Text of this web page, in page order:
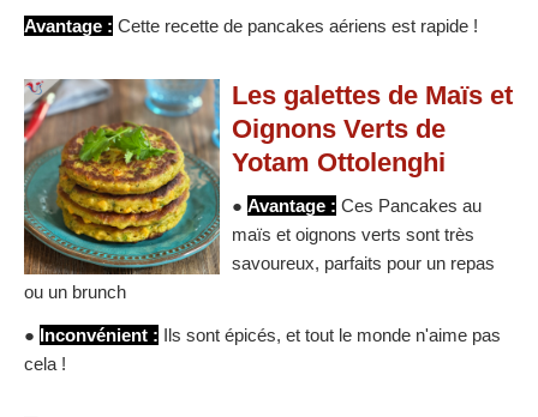
Avantage : Cette recette de pancakes aériens est rapide !
Les galettes de Maïs et
Oignons Verts de
Yotam Ottolenghi
●Avantage : Ces Pancakes au
maïs et oignons verts sont très
savoureux, parfaits pour un repas
ou un brunch
● Inconvénient : Ils sont épicés, et tout le monde n'aime pas
cela !